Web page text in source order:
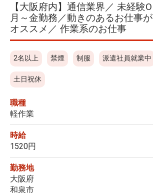
【大阪府内】通信業界／ 未経験
月～金勤務／動きのあるお仕事
オススメ／ 作業系のお仕事
2名以上 禁煙 制服 派遣社員就業中
土日祝休
職種
軽作業
時給
1520円
勤務地
大阪府
和泉市